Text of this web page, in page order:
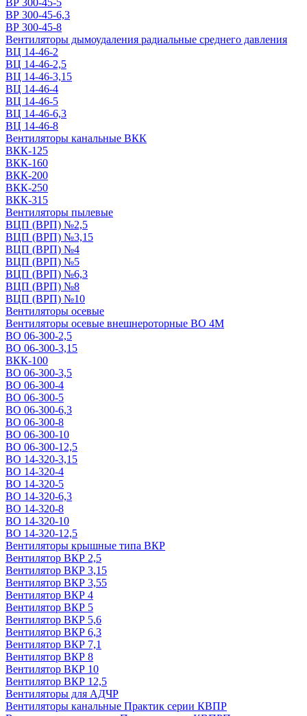
ВР 300-45-5
ВР 300-45-6,3
ВР 300-45-8
Вентиляторы дымоудаления радиальные среднего давления
ВЦ 14-46-2
ВЦ 14-46-2,5
ВЦ 14-46-3,15
ВЦ 14-46-4
ВЦ 14-46-5
ВЦ 14-46-6,3
ВЦ 14-46-8
Вентиляторы канальные ВКК
ВКК-125
ВКК-160
ВКК-200
ВКК-250
ВКК-315
Вентиляторы пылевые
ВЦП (ВРП) №2,5
ВЦП (ВРП) №3,15
ВЦП (ВРП) №4
ВЦП (ВРП) №5
ВЦП (ВРП) №6,3
ВЦП (ВРП) №8
ВЦП (ВРП) №10
Вентиляторы осевые
Вентиляторы осевые внешнероторные ВО 4М
ВО 06-300-2,5
ВО 06-300-3,15
ВКК-100
ВО 06-300-3,5
ВО 06-300-4
ВО 06-300-5
ВО 06-300-6,3
ВО 06-300-8
ВО 06-300-10
ВО 06-300-12,5
ВО 14-320-3,15
ВО 14-320-4
ВО 14-320-5
ВО 14-320-6,3
ВО 14-320-8
ВО 14-320-10
ВО 14-320-12,5
Вентиляторы крышные типа ВКР
Вентилятор ВКР 2,5
Вентилятор ВКР 3,15
Вентилятор ВКР 3,55
Вентилятор ВКР 4
Вентилятор ВКР 5
Вентилятор ВКР 5,6
Вентилятор ВКР 6,3
Вентилятор ВКР 7,1
Вентилятор ВКР 8
Вентилятор ВКР 10
Вентилятор ВКР 12,5
Вентиляторы для АДЧР
Вентиляторы канальные Практик серии КВПР